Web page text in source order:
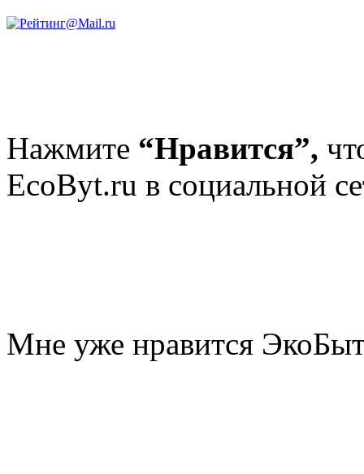
Нажмите “Нравится”,
EcoByt.ru в социальной
Мне уже нравится